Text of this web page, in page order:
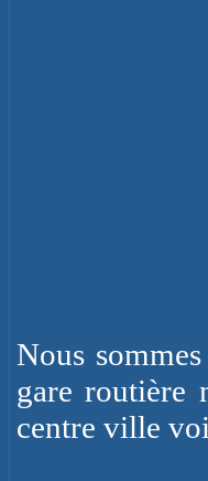
Nous
gare routière
centre ville